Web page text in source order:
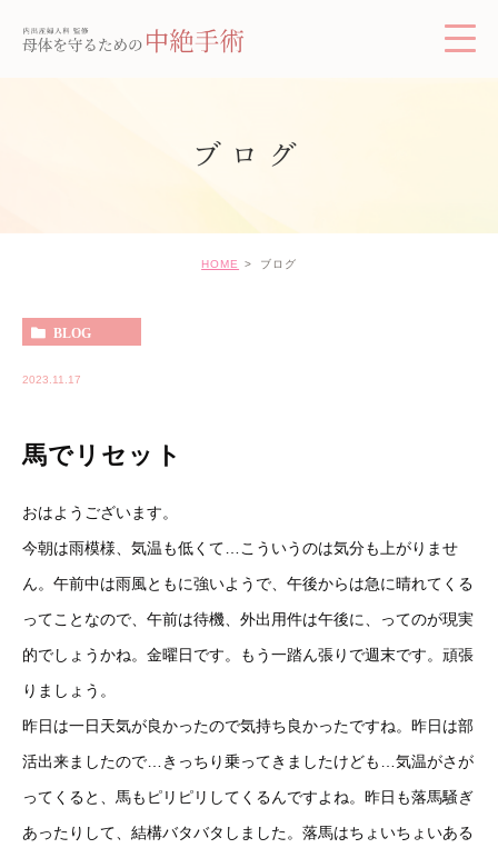
ブログ
HOME ブログ
BLOG
2023.11.17
馬でリセット
おはようございます。
今朝は雨模様、気温も低くて…こういうのは気分も上がりませ
ん。午前中は雨風ともに強いようで、午後からは急に晴れてくる
ってことなので、午前は待機、外出用件は午後に、ってのが現実
的でしょうかね。金曜日です。もう一踏ん張りで週末です。頑張
りましょう。
昨日は一日天気が良かったので気持ち良かったですね。昨日は部
活出来ましたので…きっちり乗ってきましたけども…気温がさが
ってくると、馬もピリピリしてくるんですよね。昨日も落馬騒ぎ
あったりして、結構バタバタしました。落馬はちょいちょいある